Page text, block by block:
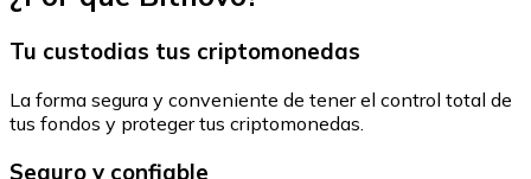
Tu custodias tus criptomonedas
La forma segura y conveniente de tener el control total de
tus fondos y proteger tus criptomonedas.
Seguro y confiable